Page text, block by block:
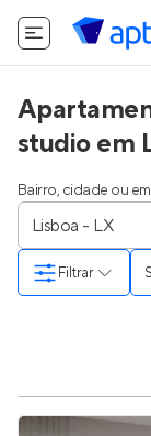
studio em
Bairro, cidade ou
Filtrar